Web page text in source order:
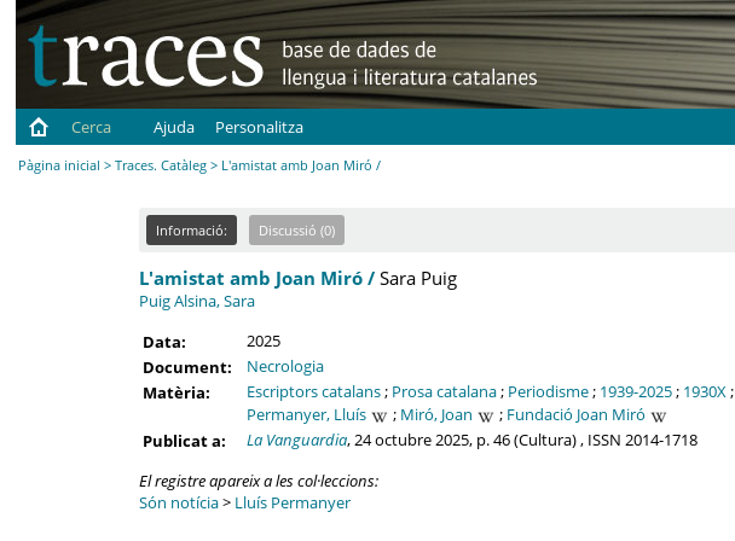
Cerca
Ajuda Personalitza
Pàgina inicial >Traces. Catàleg > L'amistat amb Joan Miró /
Informació: Discussió (0)
L'amistat amb Joan Miró /Sara Puig
Puig Alsina, Sara
Data:
2025
Document:
Necrologia
Matèria:
Escriptors catalans; Prosa catalana; Periodisme; 1939-2025; 1930X;
Permanyer, Lluís
; Miró, Joan ; Fundació Joan Miró
Publicat a:
La Vanguardia, 24 octubre 2025, p. 46 (Cultura) , ISSN 2014-1718
El registre apareix a les col·leccions:
Són notícia> Lluís Permanyer